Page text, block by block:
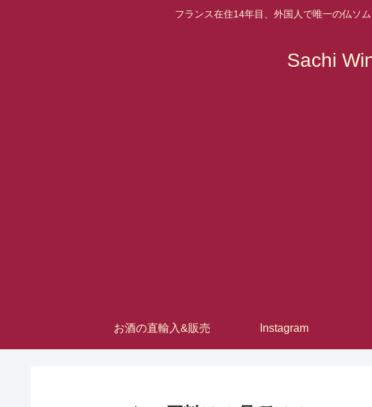
フランス在住14年目、外国人で唯一の仏ソ
Sachi
お酒の直輸入&販売 Instagram